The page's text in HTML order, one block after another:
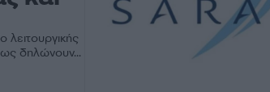
δηλώνουν...